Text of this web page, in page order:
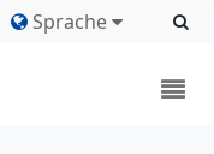
Sprache